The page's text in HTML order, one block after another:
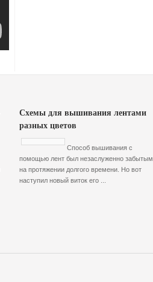
Схемы для вышивания лентами
разных цветов
Способ вышивания с
помощью лент был незаслуженно забытым
на протяжении долгого времени. Но вот
наступил новый виток его ...